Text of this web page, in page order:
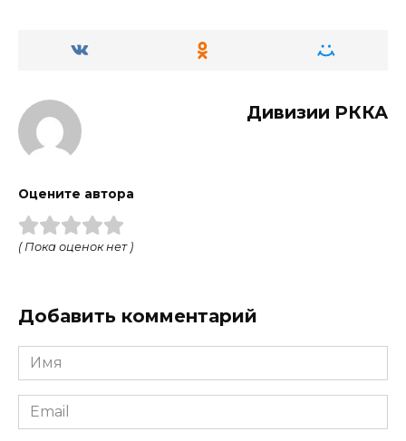
Дивизии РККА
Оцените автора
( Пока оценок нет )
Добавить комментарий
Имя
Email